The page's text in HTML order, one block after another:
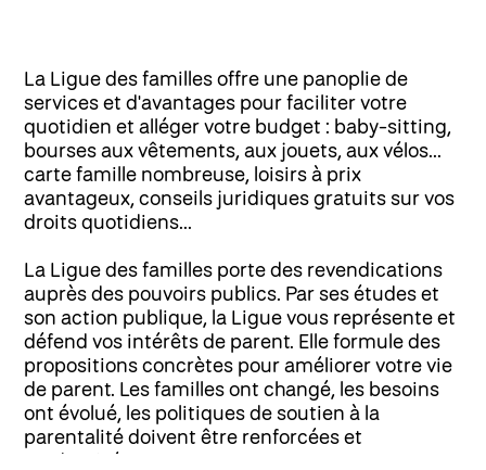
La Ligue des familles offre une panoplie de
services et d'avantages pour faciliter votre
quotidien et alléger votre budget : baby-sitting,
bourses aux vêtements, aux jouets, aux vélos...
carte famille nombreuse, loisirs à prix
avantageux, conseils juridiques gratuits sur vos
droits quotidiens...
La Ligue des familles porte des revendications
auprès des pouvoirs publics. Par ses études et
son action publique, la Ligue vous représente et
défend vos intérêts de parent. Elle formule des
propositions concrètes pour améliorer votre vie
de parent. Les familles ont changé, les besoins
ont évolué, les politiques de soutien à la
parentalité doivent être renforcées et
modernisées.